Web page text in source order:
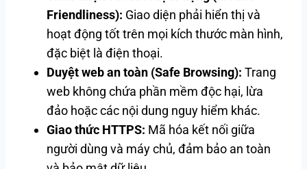
Friendliness): Giao diện phải hiển thị và
hoạt động tốt trên mọi kích thước màn hình,
đặc biệt là điện thoại.
Duyệt web an toàn (Safe Browsing): Trang
web không chứa phần mềm độc hại, lừa
đảo hoặc các nội dung nguy hiểm khác.
Giao thức HTTPS: Mã hóa kết nối giữa
người dùng và máy chủ, đảm bảo an toàn